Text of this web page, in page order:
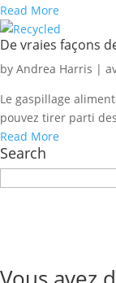
Read More
De vraies façons
by Andrea Harris |
Le gaspillage
pouvez tirer parti
Read More
Search